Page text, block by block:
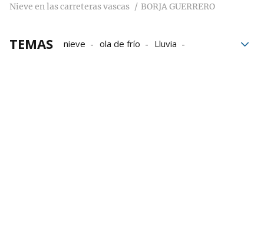
Nieve en las carreteras vascas BORJA GUERRERO
TEMAS nieve ola de frío
Lluvia